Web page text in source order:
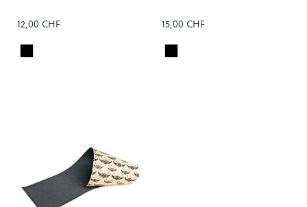
12,00 CHF
Colour
Black
15,00 CHF
Colour
Black